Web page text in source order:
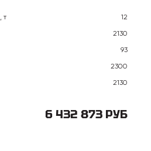
т
12
2130
93
2300
2130
6 432 873 РУБ